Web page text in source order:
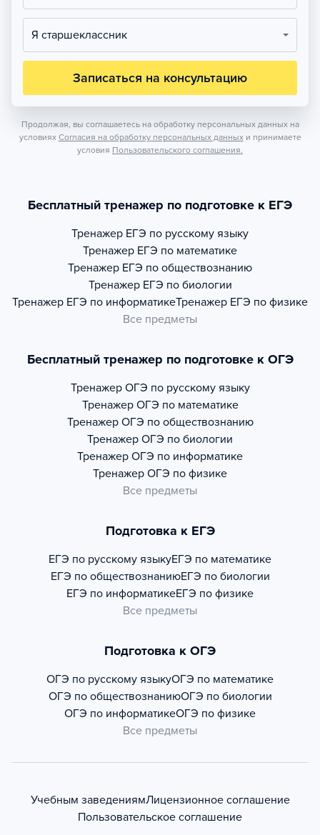
Я старшеклассник
Записаться на консультацию
Продолжая, вы соглашаетесь на обработку персональных данных на
условиях Согласия на обработку персональных данных и принимаете
условия Пользовательского соглашения.
Бесплатный тренажер по подготовке к ЕГЭ
Тренажер ЕГЭ по русскому языку
Тренажер ЕГЭ по математике
Тренажер ЕГЭ по обществознанию
Тренажер ЕГЭ по биологии
Тренажер ЕГЭ по информатикеТренажер ЕГЭ по физике
Все предметы
Бесплатный тренажер по подготовке к ОГЭ
Тренажер ОГЭ по русскому языку
Тренажер ОГЭ по математике
Тренажер ОГЭ по обществознанию
Тренажер ОГЭ по биологии
Тренажер ОГЭ по информатике
Тренажер ОГЭ по физике
Все предметы
Подготовка к ЕГЭ
ЕГЭ по русскому языкуЕГЭ по математике
ЕГЭ по обществознаниюЕГЭ по биологии
ЕГЭ по информатикеЕГЭ по физике
Все предметы
Подготовка к ОГЭ
ОГЭ по русскому языкуОГЭ по математике
ОГЭ по обществознаниюОГЭ по биологии
ОГЭ по информатикеОГЭ по физике
Все предметы
Учебным заведениямЛицензионное соглашение
Пользовательское соглашение